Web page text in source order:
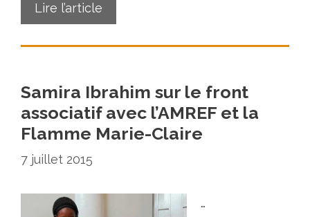
Lire l’article
Samira Ibrahim sur le front
associatif avec l’AMREF et la
Flamme Marie-Claire
7 juillet 2015
…